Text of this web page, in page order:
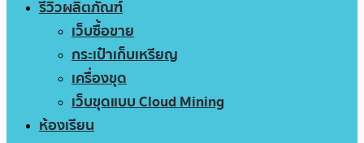
รีวิวผลิตภัณฑ์
เว็บซื้อขาย
กระเป๋าเก็บเหรียญ
เครื่องขุด
เว็บขุดแบบ Cloud Mining
ห้องเรียน